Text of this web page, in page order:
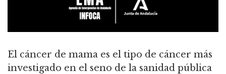
El cáncer de mama es el tipo de cáncer más
investigado en el seno de la sanidad pública